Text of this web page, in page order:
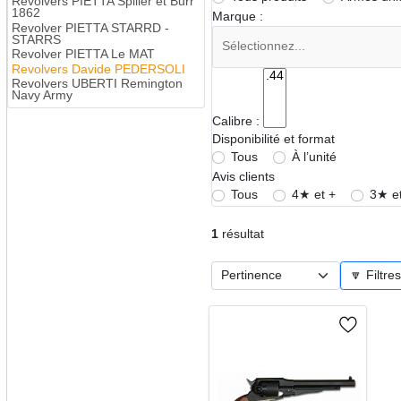
1862
Revolver PIETTA STARRD -
STARRS
Revolver PIETTA Le MAT
Revolvers Davide PEDERSOLI
Revolvers UBERTI Remington
Navy Army
Marque :
Calibre :
Disponibilité et format
Tous
À l’unité
Avis clients
Tous
4★ et + 3★
1 résultat
🔽 Filtres